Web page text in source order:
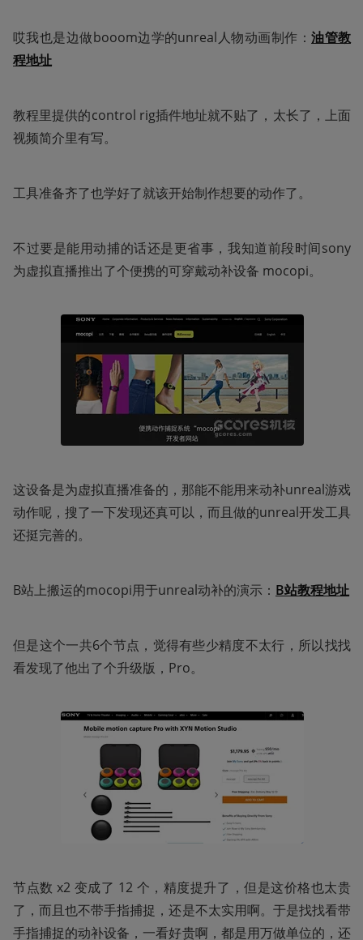
哎我也是边做booom边学的unreal人物动画制作：油管教
程地址
教程里提供的control rig插件地址就不贴了，太长了，上面
视频简介里有写。
工具准备齐了也学好了就该开始制作想要的动作了。
不过要是能用动捕的话还是更省事，我知道前段时间sony
为虚拟直播推出了个便携的可穿戴动补设备 mocopi。
这设备是为虚拟直播准备的，那能不能用来动补unreal游戏
动作呢，搜了一下发现还真可以，而且做的unreal开发工具
还挺完善的。
B站上搬运的mocopi用于unreal动补的演示： B站教程地址
但是这个一共6个节点，觉得有些少精度不太行，所以找找
看发现了他出了个升级版，Pro。
节点数 x2 变成了 12 个，精度提升了，但是这价格也太贵
了，而且也不带手指捕捉，还是不太实用啊。于是找找看带
手指捕捉的动补设备，一看好贵啊，都是用万做单位的，还